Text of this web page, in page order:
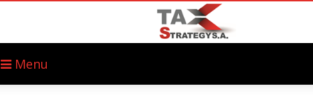
Menu